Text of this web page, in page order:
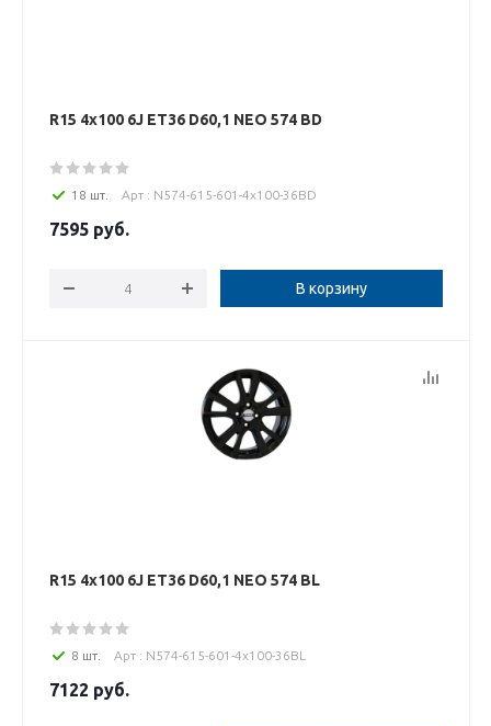
R15 4x100 6J ET36 D60,1 NEO 574 BD
18 шт. Арт : N574-615-601-4x100-36BD
7595 руб.
В корзину
R15 4x100 6J ET36 D60,1 NEO 574 BL
8 шт. Арт : N574-615-601-4x100-36BL
7122 руб.